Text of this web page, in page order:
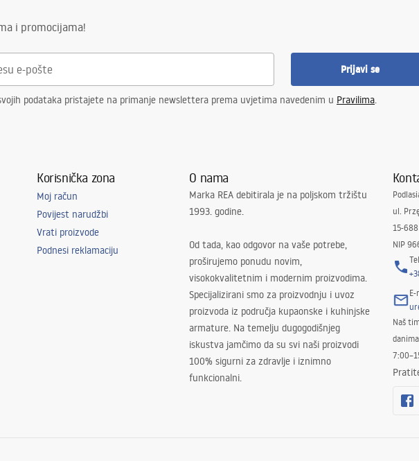
i promocijama!
Prijavi se
podataka pristajete na primanje newslettera prema uvjetima navedenim u Pravilima.
Korisnička zona
Moj račun
Povijest narudžbi
Vrati proizvode
Podnesi reklamaciju
O nama
Marka REA debitirala je na poljskom tržištu
1993. godine.
Od tada, kao odgovor na vaše potrebe,
proširujemo ponudu novim,
visokokvalitetnim i modernim proizvodima.
Specijalizirani smo za proizvodnju i uvoz
proizvoda iz područja kupaonske i kuhinjske
armature. Na temelju dugogodišnjeg
iskustva jamčimo da su svi naši proizvodi
100% sigurni za zdravlje i iznimno
funkcionalni.
ul.
15-
NIP
E-
Naš